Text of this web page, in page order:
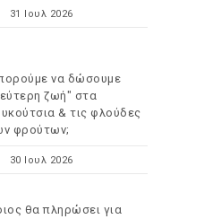
31 Ιουλ 2026
να δώσουμε
ζωή" στα
& τις φλούδες
φρούτων;
30 Ιουλ 2026
θα πληρώσει για